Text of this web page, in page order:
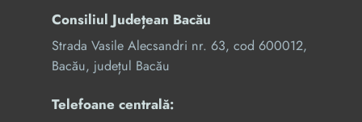
Consiliul Județean Bacău
Strada Vasile Alecsandri nr. 63, cod 600012,
Bacău, județul Bacău
Telefoane centrală: